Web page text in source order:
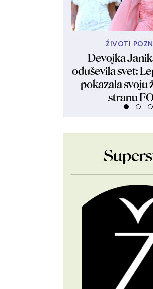
ŽIVOTI
Devojka
oduševila svet:
pokazala svoju
stranu